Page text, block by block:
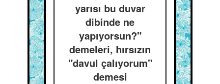
yarısı bu duvar
dibinde ne
yapıyorsun?"
demeleri, hırsızın
"davul çalıyorum"
demesi